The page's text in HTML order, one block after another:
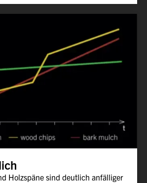
Holzspäne sind deutlich anfälliger